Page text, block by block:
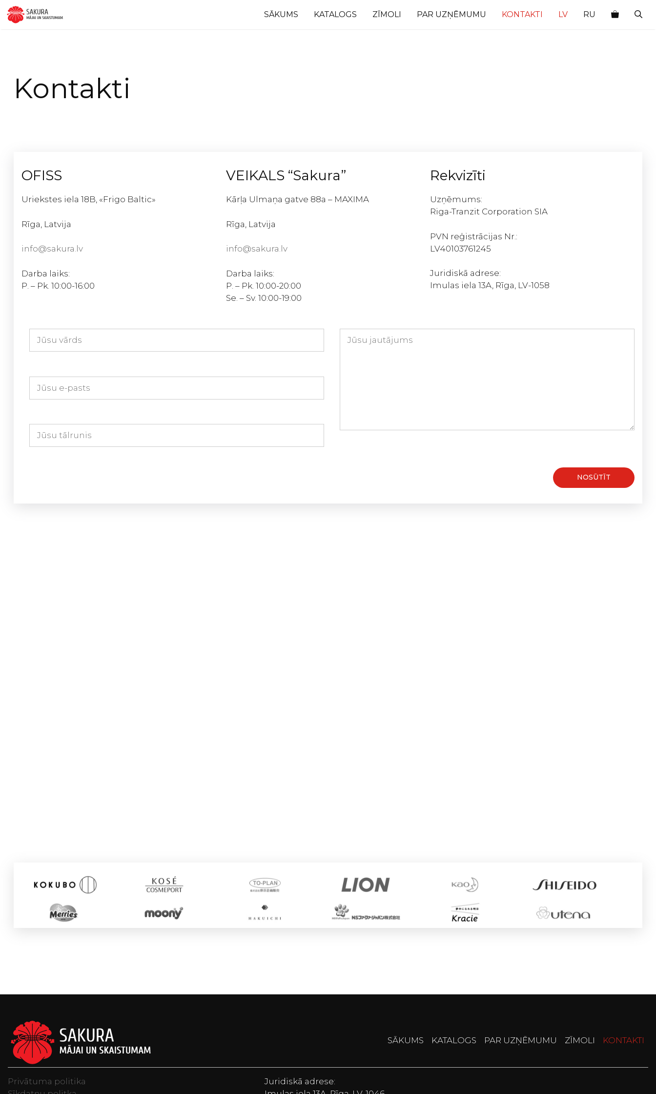
Doties
uz
SĀKUMS KATALOGS ZĪMOLI PAR UZŅĒMUMU KONTAKTI LV RU
Kontakti
OFISS
Uriekstes iela 18B, «Frigo Baltic»
Rīga, Latvija
info@sakura.lv
Darba laiks:
P. – Pk. 10:00-16:00
VEIKALS “Sakura”
Kārļa Ulmaņa gatve 88а – MAXIMA
Rīga, Latvija
info@sakura.lv
Darba laiks:
P. – Pk. 10:00-20:00
Se. – Sv. 10:00-19:00
Rekvizīti
Uzņēmums:
Riga-Tranzit Corporation SIA
PVN reģistrācijas Nr.:
LV40103761245
Juridiskā adrese:
Imulas iela 13A, Rīga, LV-1058
SĀKUMS KATALOGS PAR UZŅĒMUMU ZĪMOLI KONTAKTI
Privātuma politika
Juridiskā adrese: